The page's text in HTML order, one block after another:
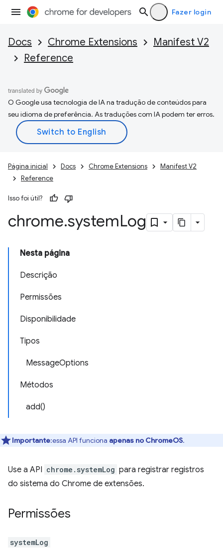
Fazer login
Docs Chrome Extensions
Manifest V2
Reference
O Google usa tecnologia de IA na tradução de conteúdos para
seu idioma de preferência. As traduções com IA podem ter erros.
Página inicial Docs Chrome Extensions
Manifest V2
Reference
Isso foi útil?
chrome.systemLog
Nesta página
Descrição
Permissões
Disponibilidade
Tipos
MessageOptions
Métodos
add()
Importante:essa API funciona apenas no ChromeOS.
Use a API chrome.systemLog para registrar registros
do sistema do Chrome de extensões.
Permissões
systemLog